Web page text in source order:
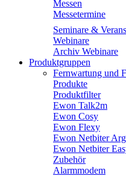
Messen
Messetermine
Seminare &
Webinare
Archiv Webinare
Produktgruppen
Fernwartung und
Produkte
Produktfilter
Ewon Talk2m
Ewon Cosy
Ewon Flexy
Ewon Netbiter
Ewon Netbiter
Zubehör
Alarmmodem